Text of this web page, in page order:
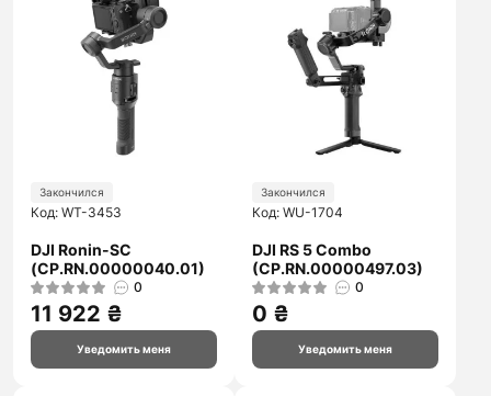
Закончился
Код: WT-3453
DJI Ronin-SC
(CP.RN.00000040.01)
0
11 922 ₴
Уведомить меня
Закончился
Код: WU-1704
DJI RS 5 Combo
(CP.RN.00000497.03)
0
0 ₴
Уведомить меня